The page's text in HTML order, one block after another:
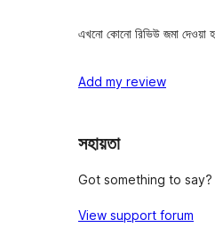
এখনো কোনো রিভিউ জমা দেওয়া
Add my review
সহায়তা
Got something to
View support forum